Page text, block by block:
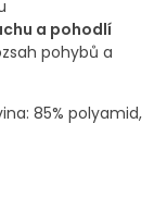
a pohodlí
pohybů a
85% polyamid,